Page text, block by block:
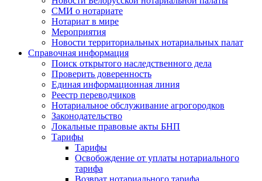
СМИ о нотариате
Нотариат в мире
Мероприятия
Новости территориальных нотариальных палат
Справочная информация
Поиск открытого наследственного дела
Проверить доверенность
Единая информационная линия
Реестр переводчиков
Нотариальное обслуживание агрогородков
Законодательство
Локальные правовые акты БНП
Тарифы
Тарифы
Освобождение от уплаты нотариального
тарифа
Возврат нотариального тарифа